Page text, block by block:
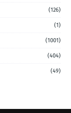
(126)
(1)
(1001)
(404)
(49)